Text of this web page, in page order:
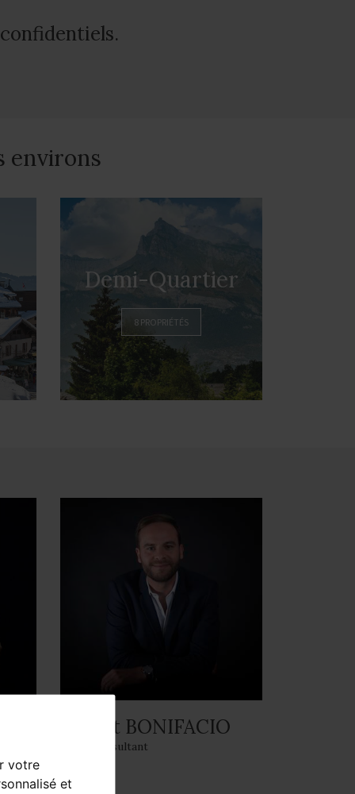
votre
et
environs
Demi-Quartier
8 PROPRIÉTÉS
Robert BONIFACIO
Sales Consultant